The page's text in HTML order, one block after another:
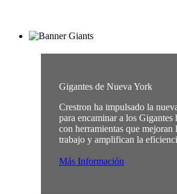
Gigantes de Nueva York
Crestron ha impulsado la
para encaminar a los Gigantes
con herramientas que mejoran
trabajo y amplifican la
Más Información